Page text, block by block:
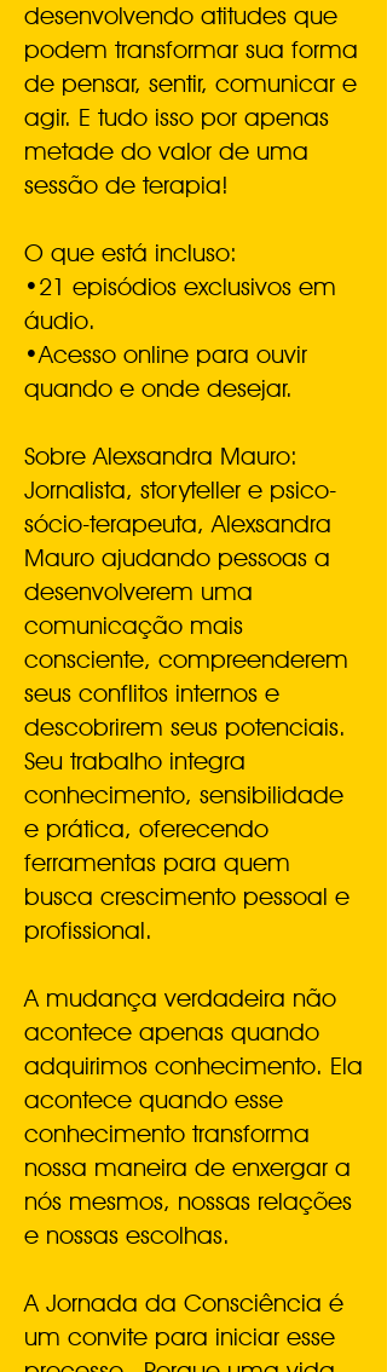
desenvolvendo atitudes que
podem transformar sua forma
de pensar, sentir, comunicar e
agir. E tudo isso por apenas
metade do valor de uma
sessão de terapia!
O que está incluso:
•21 episódios exclusivos em
áudio.
•Acesso online para ouvir
quando e onde desejar.
Sobre Alexsandra Mauro:
Jornalista, storyteller e psico-
sócio-terapeuta, Alexsandra
Mauro ajudando pessoas a
desenvolverem uma
comunicação mais
consciente, compreenderem
seus conflitos internos e
descobrirem seus potenciais.
Seu trabalho integra
conhecimento, sensibilidade
e prática, oferecendo
ferramentas para quem
busca crescimento pessoal e
profissional.
A mudança verdadeira não
acontece apenas quando
adquirimos conhecimento. Ela
acontece quando esse
conhecimento transforma
nossa maneira de enxergar a
nós mesmos, nossas relações
e nossas escolhas.
A Jornada da Consciência é
um convite para iniciar esse